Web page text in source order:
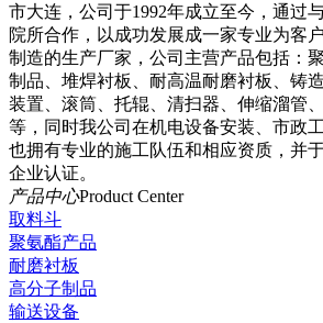
市大连，公司于1992年成立至今，通过
院所合作，以成功发展成一家专业为客
制造的生产厂家，公司主营产品包括：
制品、堆焊衬板、耐高温耐磨衬板、铸
装置、滚筒、托辊、清扫器、伸缩溜管
等，同时我公司在机电设备安装、市政
也拥有专业的施工队伍和相应资质，并
企业认证。
产品中心Product Center
取料斗
聚氨酯产品
耐磨衬板
高分子制品
输送设备